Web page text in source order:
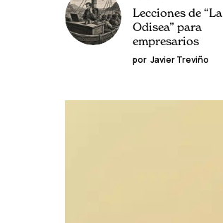
Lecciones de “La
Odisea” para
empresarios
por Javier Treviño